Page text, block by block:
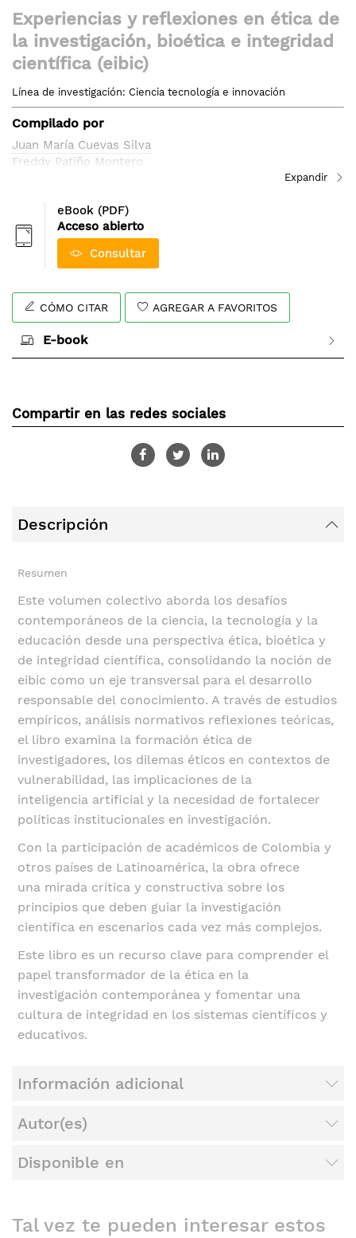
al
comienzo
de
galería
de
imágenes
Experiencias y reflexiones en ética de
la investigación, bioética e integridad
científica (eibic)
Línea de investigación: Ciencia tecnología e innovación
Compilado por
Juan María Cuevas Silva
Freddy Patiño Montero
eBook (PDF)
Acceso abierto
Consultar
CÓMO CITAR AGREGAR A FAVORITOS
E-book
Compartir en las redes sociales
Descripción
Resumen
Este volumen colectivo aborda los desafíos
contemporáneos de la ciencia, la tecnología y la
educación desde una perspectiva ética, bioética y
de integridad científica, consolidando la noción de
eibic como un eje transversal para el desarrollo
responsable del conocimiento. A través de estudios
empíricos, análisis normativos reflexiones teóricas,
el libro examina la formación ética de
investigadores, los dilemas éticos en contextos de
vulnerabilidad, las implicaciones de la
inteligencia artificial y la necesidad de fortalecer
políticas institucionales en investigación.
Con la participación de académicos de Colombia y
otros países de Latinoamérica, la obra ofrece
una mirada crítica y constructiva sobre los
principios que deben guiar la investigación
científica en escenarios cada vez más complejos.
Este libro es un recurso clave para comprender el
papel transformador de la ética en la
investigación contemporánea y fomentar una
cultura de integridad en los sistemas científicos y
educativos.
Información adicional
Autor(es)
Disponible en
Tal vez te pueden interesar estos